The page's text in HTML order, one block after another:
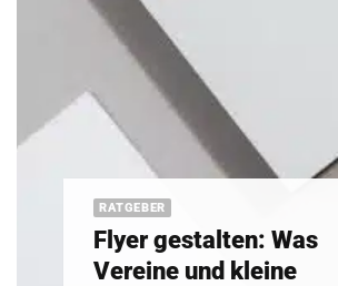
RATGEBER
Flyer gestalten: Was
Vereine und kleine